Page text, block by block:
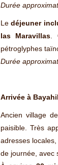
Durée
Ledéjeuner
las Maravillas.
pétroglyphes
Durée
Arrivée à
Ancien village
paisible. Très
adresses
de journée, avec